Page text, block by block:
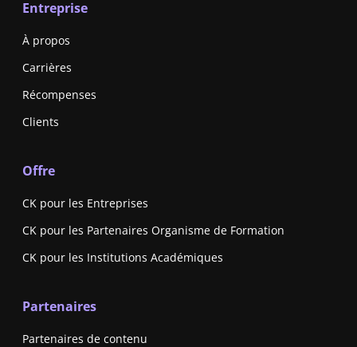
Entreprise
À propos
Carrières
Récompenses
Clients
Offre
CK pour les Entreprises
CK pour les Partenaires Organisme de Formation
CK pour les Institutions Académiques
Partenaires
Partenaires de contenu